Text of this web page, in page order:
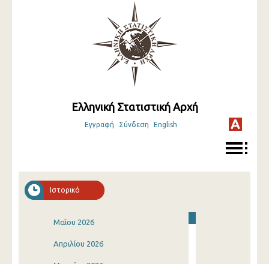
Ελληνική Στατιστική Αρχή
Εγγραφή Σύνδεση English
Ιστορικό
Μαΐου 2026
Απριλίου 2026